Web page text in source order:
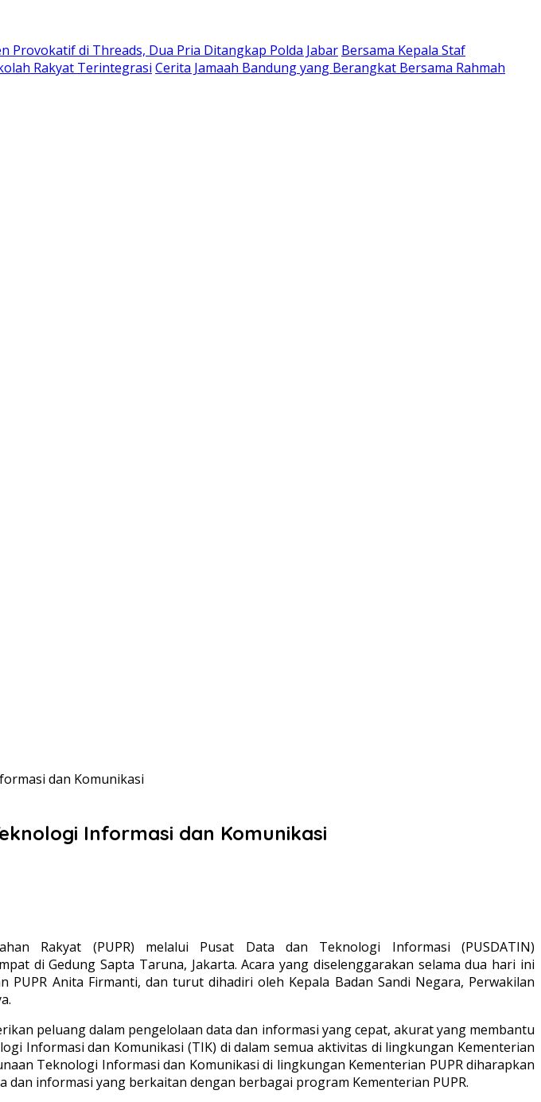
Provokatif di Threads, Dua Pria Ditangkap Polda Jabar Bersama Kepala Staf
Rakyat Terintegrasi Cerita Jamaah Bandung yang Berangkat Bersama Rahmah
dan Komunikasi
Informasi dan Komunikasi
Rakyat (PUPR) melalui Pusat Data dan Teknologi Informasi (PUSDATIN)
di Gedung Sapta Taruna, Jakarta. Acara yang diselenggarakan selama dua hari ini
Anita Firmanti, dan turut dihadiri oleh Kepala Badan Sandi Negara, Perwakilan
peluang dalam pengelolaan data dan informasi yang cepat, akurat yang membantu
Informasi dan Komunikasi (TIK) di dalam semua aktivitas di lingkungan Kementerian
Teknologi Informasi dan Komunikasi di lingkungan Kementerian PUPR diharapkan
informasi yang berkaitan dengan berbagai program Kementerian PUPR.